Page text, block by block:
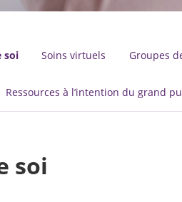
soi Soins virtuels Groupes
Ressources à l’intention du grand
soi